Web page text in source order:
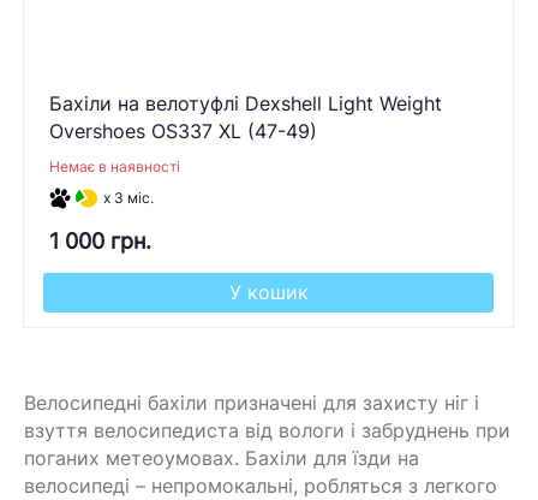
Бахіли на велотуфлі Dexshell Light Weight
Overshoes OS337 XL (47-49)
Немає в наявності
x 3 міс.
1 000 грн.
У кошик
Велосипедні бахіли призначені для захисту ніг і
взуття велосипедиста від вологи і забруднень при
поганих метеоумовах. Бахіли для їзди на
велосипеді – непромокальні, робляться з легкого